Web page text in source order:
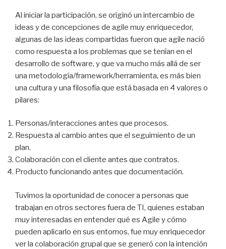
Al iniciar la participación, se originó un intercambio de
ideas y de concepciones de agile muy enriquecedor,
algunas de las ideas compartidas fueron que agile nació
como respuesta a los problemas que se tenían en el
desarrollo de software, y que va mucho más allá de ser
una metodología/framework/herramienta, es más bien
una cultura y una filosofía que está basada en 4 valores o
pilares:
Personas/interacciones antes que procesos.
Respuesta al cambio antes que el seguimiento de un
plan.
Colaboración con el cliente antes que contratos.
Producto funcionando antes que documentación.
Tuvimos la oportunidad de conocer a personas que
trabajan en otros sectores fuera de TI, quienes estaban
muy interesadas en entender qué es Agile y cómo
pueden aplicarlo en sus entornos, fue muy enriquecedor
ver la colaboración grupal que se generó con la intención